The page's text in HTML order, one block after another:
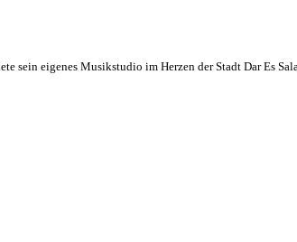
sein eigenes Musikstudio im Herzen der Stadt Dar Es